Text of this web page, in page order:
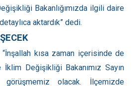
Bakanlığımızda ilgili daire
aktardık” dedi.
kısa zaman içerisinde de
Değişikliği Bakanımız Sayın
olacak. İlçemizde